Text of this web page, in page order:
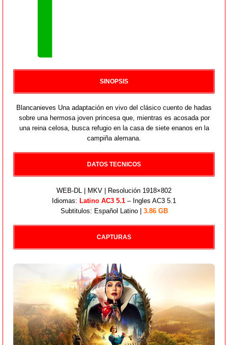
SINOPSIS
Blancanieves Una adaptación en vivo del clásico cuento de hadas
sobre una hermosa joven princesa que, mientras es acosada por
una reina celosa, busca refugio en la casa de siete enanos en la
campiña alemana.
DATOS TECNICOS
WEB-DL | MKV | Resolución 1918×802
Idiomas: Latino AC3 5.1 – Ingles AC3 5.1
Subtitulos: Español Latino | 3.86 GB
CAPTURAS